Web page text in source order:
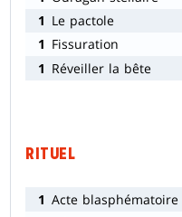
1 Le pactole
1 Fissuration
1 Réveiller la bête
RITUEL
1 Acte blasphématoire